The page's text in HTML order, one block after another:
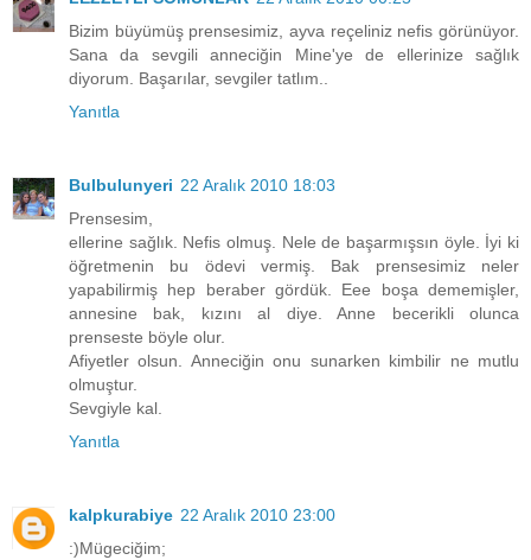
Bizim büyümüş prensesimiz, ayva reçeliniz nefis görünüyor.
Sana da sevgili anneciğin Mine'ye de ellerinize sağlık
diyorum. Başarılar, sevgiler tatlım..
Yanıtla
Bulbulunyeri 22 Aralık 2010 18:03
Prensesim,
ellerine sağlık. Nefis olmuş. Nele de başarmışsın öyle. İyi ki
öğretmenin bu ödevi vermiş. Bak prensesimiz neler
yapabilirmiş hep beraber gördük. Eee boşa dememişler,
annesine bak, kızını al diye. Anne becerikli olunca
prenseste böyle olur.
Afiyetler olsun. Anneciğin onu sunarken kimbilir ne mutlu
olmuştur.
Sevgiyle kal.
Yanıtla
kalpkurabiye 22 Aralık 2010 23:00
:)Mügeciğim;